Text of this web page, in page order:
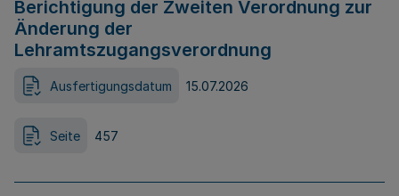
Berichtigung der Zweiten Verordnung zur
Änderung der
Lehramtszugangsverordnung
Ausfertigungsdatum 15.07.2026
Seite 457